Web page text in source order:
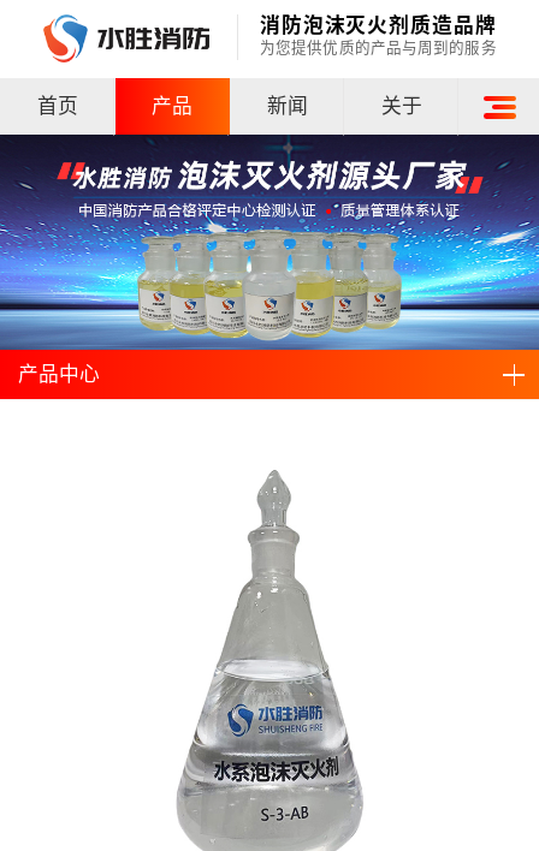
消防泡沫灭火剂质造品牌
为您提供优质的产品与周到的服务
首页 产品 新闻 关于
水胜首页
泡沫灭火剂
产品中心
检验报告
资质荣誉
资讯中心
服务支持
走进水胜
产品中心